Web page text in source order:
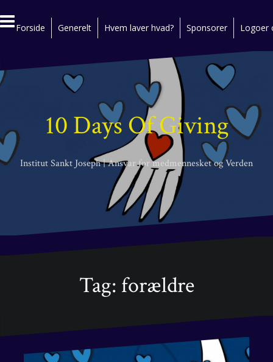
k
o
c
e
n
t
Forside Generelt Hvem laver hvad? Sponsorer Logoer
10 Days Of Giving
Institut Sankt Joseph | Ansvar for medmennesket og Verden
Tag: forældre